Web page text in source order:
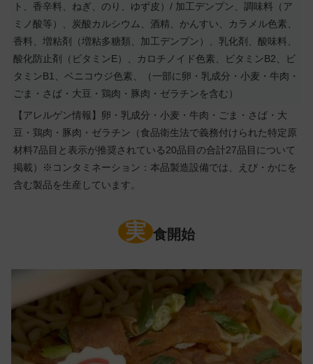
ト、香辛料、ねぎ、のり、ゆず皮）/ 加工デンプン、調味料（ア
ミノ酸等）、炭酸カルシウム、酒精、かんすい、カラメル色素、
香料、増粘剤（増粘多糖類、加工デンプン）、乳化剤、酸味料、
酸化防止剤（ビタミンE）、カロチノイド色素、ビタミンB2、ビ
タミンB1、ベニコウジ色素、（一部に卵・乳成分・小麦・牛肉・
ごま・さば・大豆・鶏肉・豚肉・ゼラチンを含む）
【アレルゲン情報】卵・乳成分・小麦・牛肉・ごま・さば・大
豆・鶏肉・豚肉・ゼラチン（食品衛生法で義務付けられた特定原
材料7品目と表示が推奨されている20品目の合計27品目について
掲載）※コンタミネーション：本品製造設備では、えび・かにを
含む製品を生産しています。
実 食開始